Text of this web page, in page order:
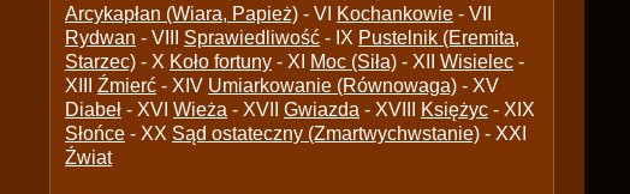
Arcykapłan (Wiara, Papież) - VI Kochankowie - VII
Rydwan - VIII Sprawiedliwość - IX Pustelnik (Eremita,
Starzec) - X Koło fortuny - XI Moc (Siła) - XII Wisielec -
XIII Źmierć - XIV Umiarkowanie (Równowaga) - XV
Diabeł - XVI Wieża - XVII Gwiazda - XVIII Księżyc - XIX
Słońce - XX Sąd ostateczny (Zmartwychwstanie) - XXI
Źwiat